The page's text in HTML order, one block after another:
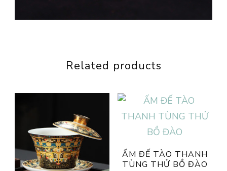
Related products
ẤM ĐẾ TÀO THANH
TÙNG THỬ BỒ ĐÀO